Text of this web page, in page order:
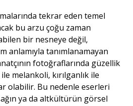
tekrar eden temel
bu arzu çoğu zaman
bir nesneye değil,
anlamıyla tanımlanamayan
fotoğraflarında güzellik
melankoli, kırılganlık ile
olabilir. Bu nedenle eserleri
ya da altkültürün görsel